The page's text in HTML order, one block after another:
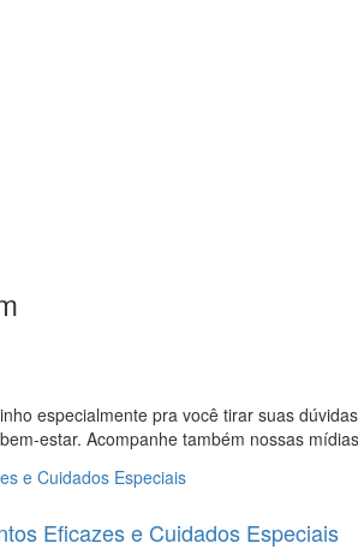
especialmente pra você tirar suas
estar. Acompanhe também nossas
Eficazes e Cuidados Especiais